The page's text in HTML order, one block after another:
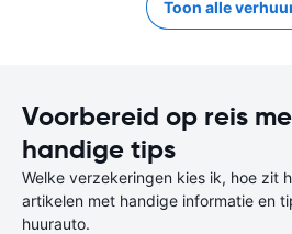
Toon alle
Voorbereid op reis
handige tips
Welke verzekeringen kies ik, hoe zit
artikelen met handige informatie en
huurauto.